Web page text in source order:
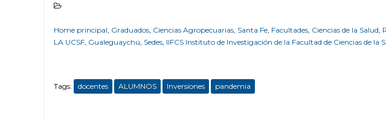
Home principal Graduados Ciencias Agropecuarias Santa Fe Facultades Ciencias de la Salud
LA UCSF Gualeguaychú Sedes IIFCS Instituto de Investigación de la Facultad de Ciencias de la
Tags: docentes ALUMNOS Inversiones pandemia